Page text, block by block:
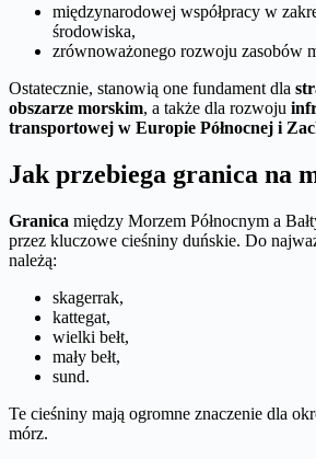
międzynarodowej współpracy w
środowiska,
zrównoważonego rozwoju zasobów
Ostatecznie, stanowią one fundament dla
obszarze morskim, a także dla rozwoju
transportowej w Europie Północnej i
Jak przebiega granica na
Granica między Morzem Północnym a
przez kluczowe cieśniny duńskie. Do
należą:
skagerrak,
kattegat,
wielki bełt,
mały bełt,
sund.
Te cieśniny mają ogromne znaczenie dla
mórz.